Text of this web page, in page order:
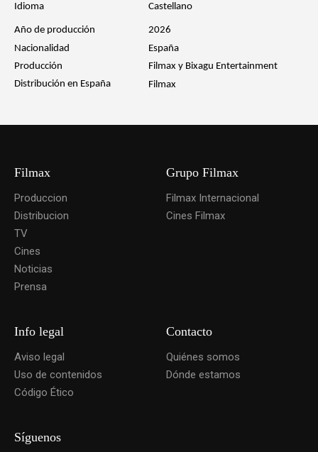
Idioma Castellano
Año de producción
2026
Nacionalidad
España
Producción
Filmax y Bixagu Entertainment
Distribución en España
Filmax
Filmax
Produccion
Distribucion
TV
Cines
Noticias
Prensa
Grupo Filmax
Filmax Internacional
Cines Filmax
Info legal
Aviso legal
Uso de contenidos
Código Ético
Contacto
Quiénes somos
Dónde estamos
Síguenos